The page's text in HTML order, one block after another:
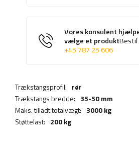
Vores konsulent
vælge et produktBestil
+45 787 25 606
Trækstangsprofil: rør
Trækstangs bredde: 35-50 mm
Maks. tilladt totalvægt: 3000 kg
Støttelast: 200 kg